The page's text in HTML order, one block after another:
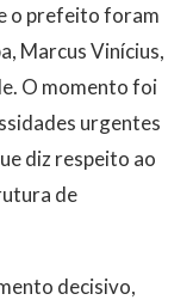
o prefeito foram
Marcus Vinícius,
O momento foi
urgentes
diz respeito ao
de
decisivo,